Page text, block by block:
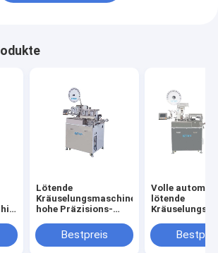
Lötende
Kräuselungsmaschine
hohe Präzisions-
1390MM 430KG
Bestpreis
Volle
lötende
ISO/CER